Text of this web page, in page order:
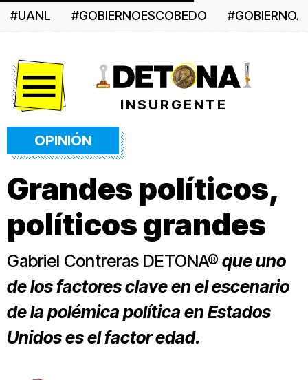
#UANL #GOBIERNOESCOBEDO
INSURGENTE
OPINIÓN
Grandes políticos,
políticos grandes
Gabriel Contreras DETONA® que uno
de los factores clave en el escenario
de la polémica política en Estados
Unidos es el factor edad.